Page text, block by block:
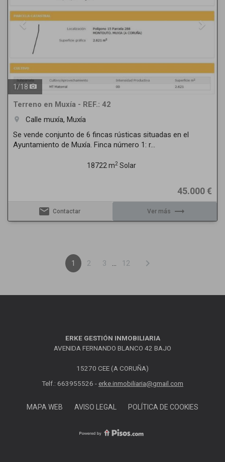
1/18
Terreno en Muxía - REF.: 42
room
Calle muxía, Muxía
Se vende conjunto de 6 fincas rústicas situadas en el
Ayuntamiento de Muxía. Finca número 1: r...
18722 m2Solar
45.000 €
email Contactar Ver más trending_flat
1 2 3 ... 12 chevron_right
ERKE GESTIÓN INMOBILIARIA
AVENIDA FERNANDO BLANCO 42 BAJO
15270 CEE (A CORUÑA)
Telf.: 663955526 - erke.inmobiliaria@gmail.com
MAPA WEB AVISO LEGAL POLÍTICA DE COOKIES